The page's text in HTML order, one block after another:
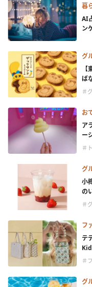
暮
AI
ン
グ
ば
＃
お
ア
ー
＃
グ
小
の
＃
フ
テ
＃
グ